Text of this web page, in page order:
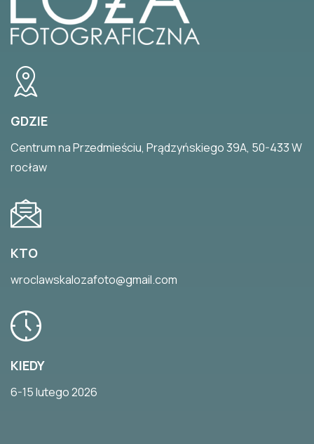
GDZIE
Centrum na Przedmieściu, Prądzyńskiego 39A, 50-433 W
rocław
KTO
wroclawskalozafoto@gmail.com
KIEDY
6-15 lutego 2026